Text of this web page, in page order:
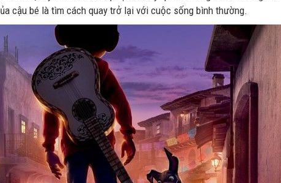
cậu bé là tìm cách quay trở lại với cuộc sống bình thường.